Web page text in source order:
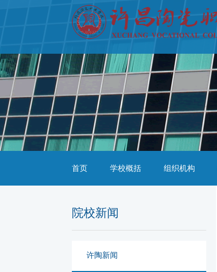
首页 学校概括 组织机构
院校新闻
许陶新闻